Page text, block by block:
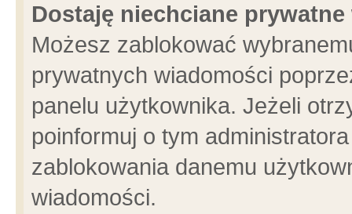
Dostaję niechciane
Możesz zablokować
prywatnych wiadomości
panelu użytkownika. Jeżeli
poinformuj o tym
zablokowania danemu
wiadomości.